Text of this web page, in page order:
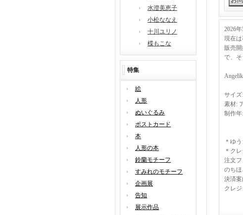
水澄美恵子
小松ななえ
十川ユリノ
楪もこな
特集
絵
人形
ぬいぐるみ
ポストカード
本
人形の本
鈴蘭モチーフ
すみれのモチーフ
企画展
告知
展示作品
2026
現在は
販売
で、そ
サイズ
素材:
制作年
＊ゆ
＊ク
注文フ
のちほ
決済案
クレ